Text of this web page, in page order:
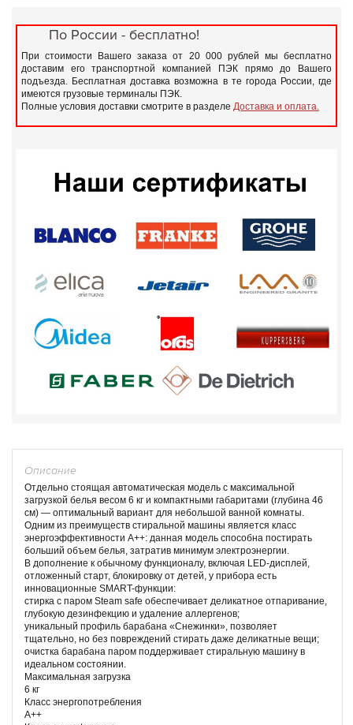
По России - бесплатно!
При стоимости Вашего заказа от 20 000 рублей мы бесплатно
доставим его транспортной компанией ПЭК прямо до Вашего
подъезда. Бесплатная доставка возможна в те города России, где
имеются грузовые терминалы ПЭК.
Полные условия доставки смотрите в разделе Доставка и оплата.
Описание
Отдельно стоящая автоматическая модель с максимальной
загрузкой белья весом 6 кг и компактными габаритами (глубина 46
см) — оптимальный вариант для небольшой ванной комнаты.
Одним из преимуществ стиральной машины является класс
энергоэффективности А++: данная модель способна постирать
больший объем белья, затратив минимум электроэнергии.
В дополнение к обычному функционалу, включая LED-дисплей,
отложенный старт, блокировку от детей, у прибора есть
инновационные SMART-функции:
стирка с паром Steam safe обеспечивает деликатное отпаривание,
глубокую дезинфекцию и удаление аллергенов;
уникальный профиль барабана «Снежинки», позволяет
тщательно, но без повреждений стирать даже деликатные вещи;
очистка барабана паром поддерживает стиральную машину в
идеальном состоянии.
Максимальная загрузка
6 кг
Класс энергопотребления
A++